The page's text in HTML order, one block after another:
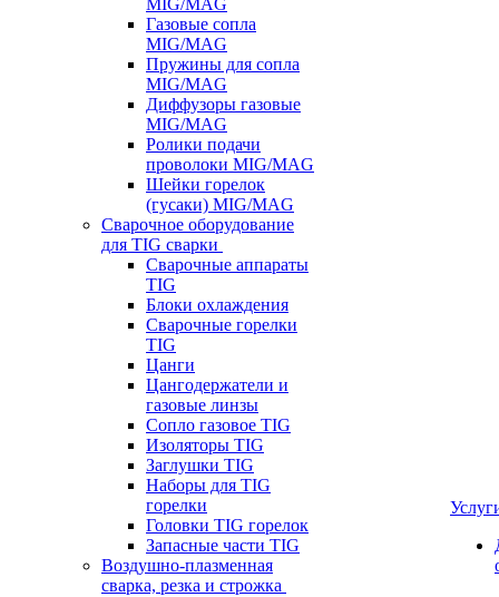
MIG/MAG
Газовые сопла
MIG/MAG
Пружины для сопла
MIG/MAG
Диффузоры газовые
MIG/MAG
Ролики подачи
проволоки MIG/MAG
Шейки горелок
(гусаки) MIG/MAG
Сварочное оборудование
для TIG сварки
Сварочные аппараты
TIG
Блоки охлаждения
Сварочные горелки
TIG
Цанги
Цангодержатели и
газовые линзы
Сопло газовое TIG
Изоляторы TIG
Заглушки TIG
Наборы для TIG
горелки
Головки TIG горелок
Запасные части TIG
Воздушно-плазменная
сварка, резка и строжка